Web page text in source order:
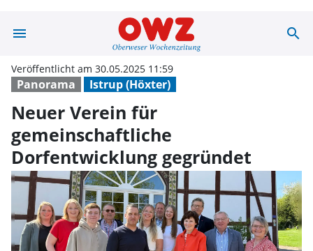
menu Neuer Verein search
Panorama Istrup (Höxter)
Veröffentlicht am 30.05.2025 11:59
Neuer Verein für
gemeinschaftliche
Dorfentwicklung gegründet